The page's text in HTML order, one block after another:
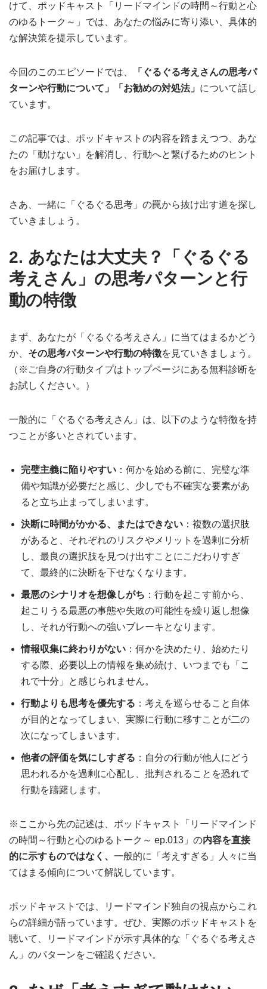
けて、ポッドキャスト「リードマインドの時間～行動と心
のゆるトーク～」では、あなたの悩みに寄り添い、具体的
な解決策を提示しています。
今回のこのエピソードでは、
「ぐるぐる考えさんの思考パ
ターンや行動について」「お勧めの対処法」 について話し
ています。
この記事では、ポッドキャストの内容を踏まえつつ、あな
たの「動けない」を解消し、行動へと繋げるためのヒント
をお届けします。
さあ、一緒に「ぐるぐる思考」の罠から抜け出す道を探し
ていきましょう。
2. あなたは大丈夫？「ぐるぐる
考えさん」の思考パターンと行
動の特徴
まず、あなたが「ぐるぐる考えさん」に当てはまるかどう
か、 その思考パターンや行動の特徴を見ていきましょう。
（※ご自身の行動タイプはトップページにある無料診断を
お試しください。）
一般的に「ぐるぐる考えさん」は、以下のような特徴を持
つことが多いとされています。
完璧主義に陥りやすい ：何かを始める前に、完璧な準
備や知識が必要だと感じ、少しでも不確実な要素があ
ると立ち止まってしまいます。
決断に時間がかかる、またはできない ：複数の選択肢
があると、それぞれのリスクやメリットを過剰に分析
し、最良の選択肢を見つけ出すことにこだわりすぎ
て、最終的に決断を下せなくなります。
最悪のシナリオを想像しがち ：行動を起こす前から、
起こりうる最悪の事態や失敗の可能性を繰り返し想像
し、それが行動への強いブレーキとなります。
情報収集に終わりがない ：何かを決めたり、始めたり
する際、必要以上の情報を集め続け、いつまでも「こ
れで十分」と感じられません。
行動よりも思考を優先する ：考えを巡らせること自体
が目的となってしまい、実際に行動に移すことが二の
次になってしまいます。
他者の評価を気にしすぎる ：自分の行動が他人にどう
思われるかを過剰に心配し、批判されることを恐れて
行動を躊躇します。
※ここから先の記述は、ポッドキャスト「リードマインド
の時間～行動と心のゆるトーク～ ep.013」の内容を直接
的に示すものではなく、 一般的に「考えすぎる」人々に当
てはまる傾向について解説しています。
ポッドキャストでは、リードマインド独自の視点からこれ
らの詳細が語っています。ぜひ、実際のポッドキャストを
聴いて、リードマインドが示す具体的な「ぐるぐる考えさ
ん」のパターンをご確認ください。